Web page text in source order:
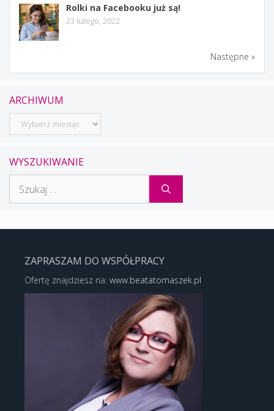
Rolki na Facebooku już są!
23 lutego, 2022
Następne »
ARCHIWUM
Archiwum
WYSZUKIWANIE
ZAPRASZAM DO WSPÓŁPRACY
Ofertę znajdziesz na: www.beatatomaszek.pl